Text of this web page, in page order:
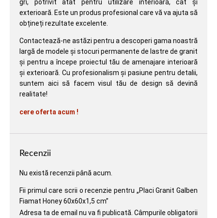
gri, potrivit atât pentru utilizare interioară, cât și
exterioară. Este un produs profesional care vă va ajuta să
obțineți rezultate excelente.
Contactează-ne astăzi pentru a descoperi gama noastră
largă de modele și stocuri permanente de lastre de granit
și pentru a începe proiectul tău de amenajare interioară
și exterioară. Cu profesionalism și pasiune pentru detalii,
suntem aici să facem visul tău de design să devină
realitate!
cere oferta acum !
Recenzii
Nu există recenzii până acum.
Fii primul care scrii o recenzie pentru „Placi Granit Galben
Fiamat Honey 60x60x1,5 cm”
Adresa ta de email nu va fi publicată. Câmpurile obligatorii